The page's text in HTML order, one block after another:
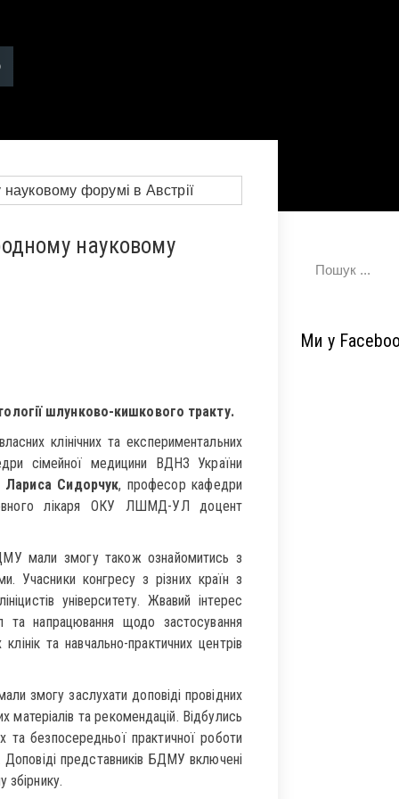
науковому
шлунково-кишкового тракту.
клінічних та експериментальних
сімейної медицини ВДНЗ України
Лариса Сидорчук, професор кафедри
лікаря ОКУ ЛШМД-УЛ доцент
мали змогу також ознайомитись з
Учасники конгресу з різних країн з
університету. Жвавий інтерес
та напрацювання щодо застосування
та навчально-практичних центрів
змогу заслухати доповіді провідних
матеріалів та рекомендацій. Відбулись
та безпосередньої практичної роботи
Доповіді представників БДМУ включені
збірнику.
Ми у